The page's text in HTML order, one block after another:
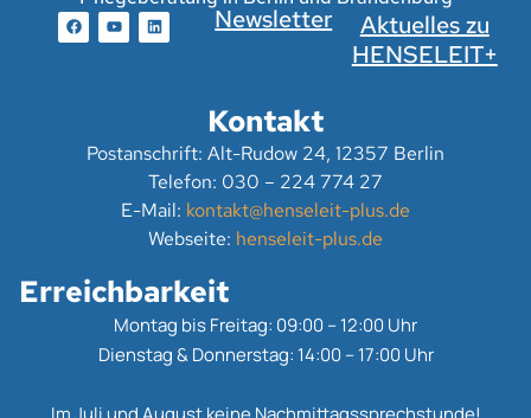
Newsletter
Aktuelles zu
HENSELEIT+
Kontakt
Postanschrift: Alt-Rudow 24, 12357 Berlin
Telefon: 030 – 224 774 27
E-Mail: kontakt@henseleit-plus.de
Webseite: henseleit-plus.de
Erreichbarkeit
Montag bis Freitag: 09:00 – 12:00 Uhr
Dienstag & Donnerstag: 14:00 – 17:00 Uhr